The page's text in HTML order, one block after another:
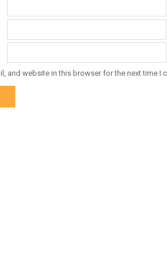
and website in this browser for the next time I